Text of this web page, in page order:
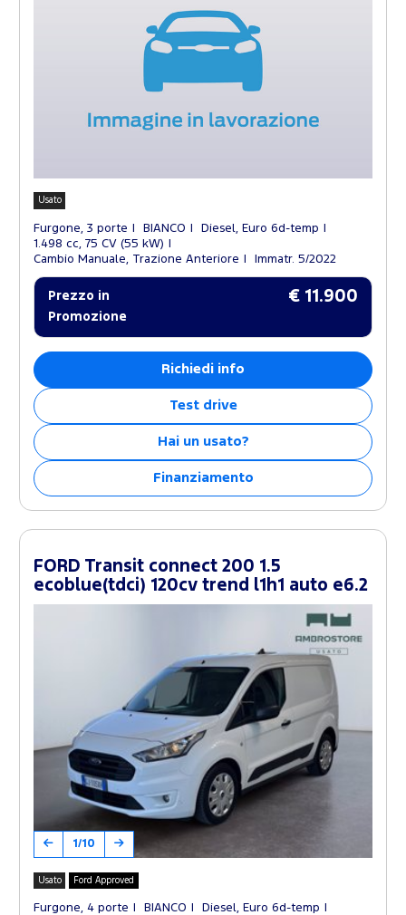
Usato
Furgone, 3 porte BIANCO
Diesel, Euro 6d-temp
1.498 cc, 75 CV (55 kW)
Cambio Manuale, Trazione Anteriore
Immatr. 5/2022
Prezzo in
Promozione
€ 11.900
Richiedi info
Test drive
Hai un usato?
Finanziamento
FORD Transit connect 200 1.5
ecoblue(tdci) 120cv trend l1h1 auto e6.2
1/10
Usato Ford Approved
Furgone, 4 porte BIANCO
Diesel, Euro 6d-temp